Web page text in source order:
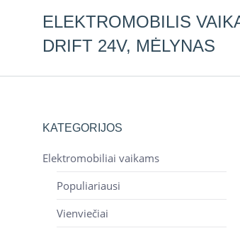
ELEKTROMOBILIS
DRIFT 24V, MĖLYNAS
KATEGORIJOS
Elektromobiliai vaikams
Populiariausi
Vienviečiai